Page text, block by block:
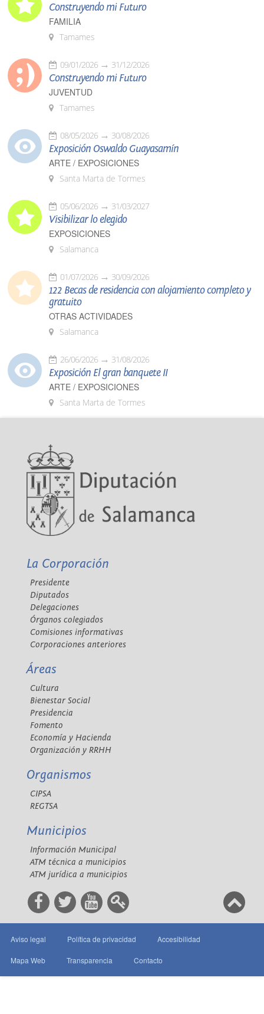
Construyendo mi Futuro
FAMILIA
Tamames
09/01/2026 31/12/2026
Construyendo mi Futuro
JUVENTUD
Tamames
08/05/2026 30/08/2026
Exposición Oswaldo Guayasamín
ARTE / EXPOSICIONES
Santa Marta de Tormes
05/06/2026 31/03/2027
Visibilizar lo elegido
EXPOSICIONES
Salamanca
01/07/2026 30/09/2026
122 Becas de residencia con alojamiento completo y
gratuito
OTRAS ACTIVIDADES
Salamanca
26/06/2026 31/08/2026
Exposición El gran banquete II
ARTE / EXPOSICIONES
Santa Marta de Tormes
La Corporación
Presidente
Diputados
Delegaciones
Órganos colegiados
Comisiones informativas
Corporaciones anteriores
Áreas
Cultura
Bienestar Social
Presidencia
Fomento
Economía y Hacienda
Organización y RRHH
Organismos
CIPSA
REGTSA
Municipios
Información Municipal
ATM técnica a municipios
ATM jurídica a municipios
Aviso legal Política de privacidad Accesibilidad
Mapa Web Transparencia Contacto